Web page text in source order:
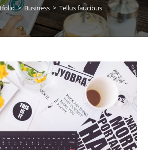
> Business > Tellus faucibus